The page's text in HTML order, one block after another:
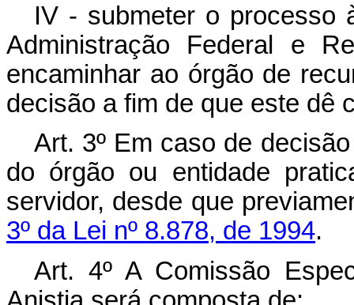
IV - submeter o processo
Administração Federal e
encaminhar ao órgão de
decisão a fim de que este dê
Art. 3º Em caso de
do órgão ou entidade
servidor, desde que
3º da Lei nº 8.878, de 1994.
Art. 4º A Comissão